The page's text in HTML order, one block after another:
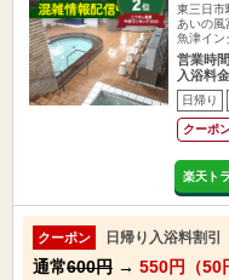
東三日市
あいの
魚津イン
営業時
入浴料
日帰り
クーポ
楽天ト
クーポン 日帰り入浴料割引
通常600円 → 550円（50